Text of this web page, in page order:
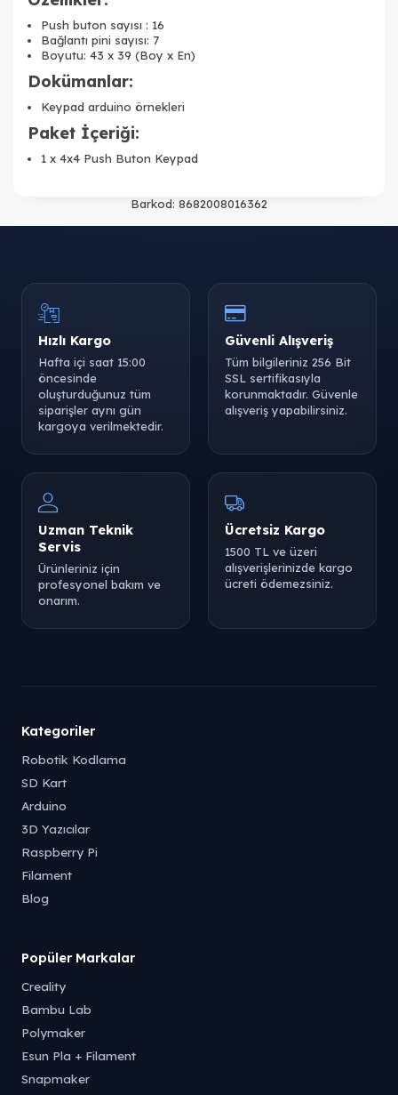
Push buton sayısı : 16
Bağlantı pini sayısı: 7
Boyutu: 43 x 39 (Boy x En)
Dokümanlar:
Keypad arduino örnekleri
Paket İçeriği:
1 x 4x4 Push Buton Keypad
Barkod: 8682008016362
Hızlı Kargo
Hafta içi saat 15:00
öncesinde
oluşturduğunuz tüm
siparişler aynı gün
kargoya verilmektedir.
Güvenli Alışveriş
Tüm bilgileriniz 256 Bit
SSL sertifikasıyla
korunmaktadır. Güvenle
alışveriş yapabilirsiniz.
Uzman Teknik
Servis
Ürünleriniz için
profesyonel bakım ve
onarım.
Ücretsiz Kargo
1500 TL ve üzeri
alışverişlerinizde kargo
ücreti ödemezsiniz.
Kategoriler
Robotik Kodlama
SD Kart
Arduino
3D Yazıcılar
Raspberry Pi
Filament
Blog
Popüler Markalar
Creality
Bambu Lab
Polymaker
Esun Pla + Filament
Snapmaker